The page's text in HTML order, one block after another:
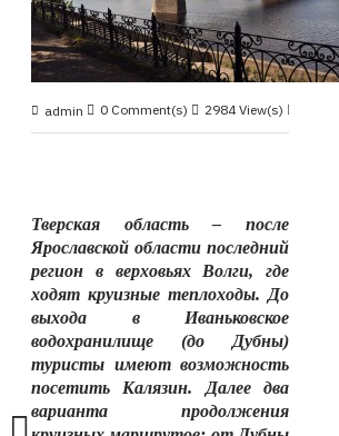
admin 0 Comment(s) 2984 View(s)
Тверская область – после
Ярославской области последний
регион в верховьях Волги, где
ходят круизные теплоходы. До
выхода в Иваньковское
водохранилище (до Дубны)
туристы имеют возможность
посетить Калязин. Далее два
варианта продолжения